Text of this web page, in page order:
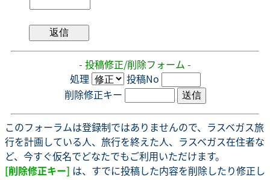
- 投稿修正/削除フォーム -
処理
投稿No
削除修正キー
このフォーラムは登録制ではありませんので、ラスベガス旅
行を計画している人、旅行を終えた人、ラスベガス在住者な
ど、今すぐ仮名でどなたでもご利用いただけます。
[削除修正キー] は、すでに投稿した内容を削除したり修正し